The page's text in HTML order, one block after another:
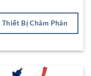
Thiết Bị Châm Phân